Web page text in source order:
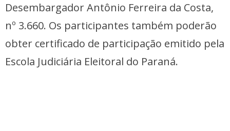
Desembargador Antônio Ferreira da Costa,
nº 3.660. Os participantes também poderão
obter certificado de participação emitido pela
Escola Judiciária Eleitoral do Paraná.